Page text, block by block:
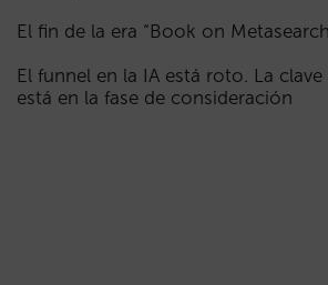
El fin de la era “Book on
El funnel en la IA está roto. La
está en la fase de consideración